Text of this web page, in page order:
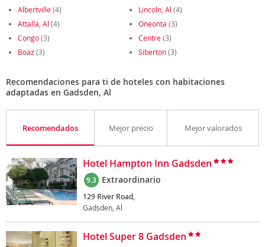
Albertville(4) Lincoln, Al (4)
Attalla, Al (4) Oneonta (3)
Congo(3) Centre(3)
Boaz (3) Siberton(3)
Recomendaciones para ti de hoteles con habitaciones
adaptadas en Gadsden, Al
Recomendados Mejor precio Mejor valorados
Hotel Hampton Inn Gadsden
9.3 Extraordinario
129 River Road,
Gadsden, Al
Hotel Super 8 Gadsden